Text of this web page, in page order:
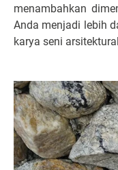
menambahkan
Anda menjadi lebih
karya seni